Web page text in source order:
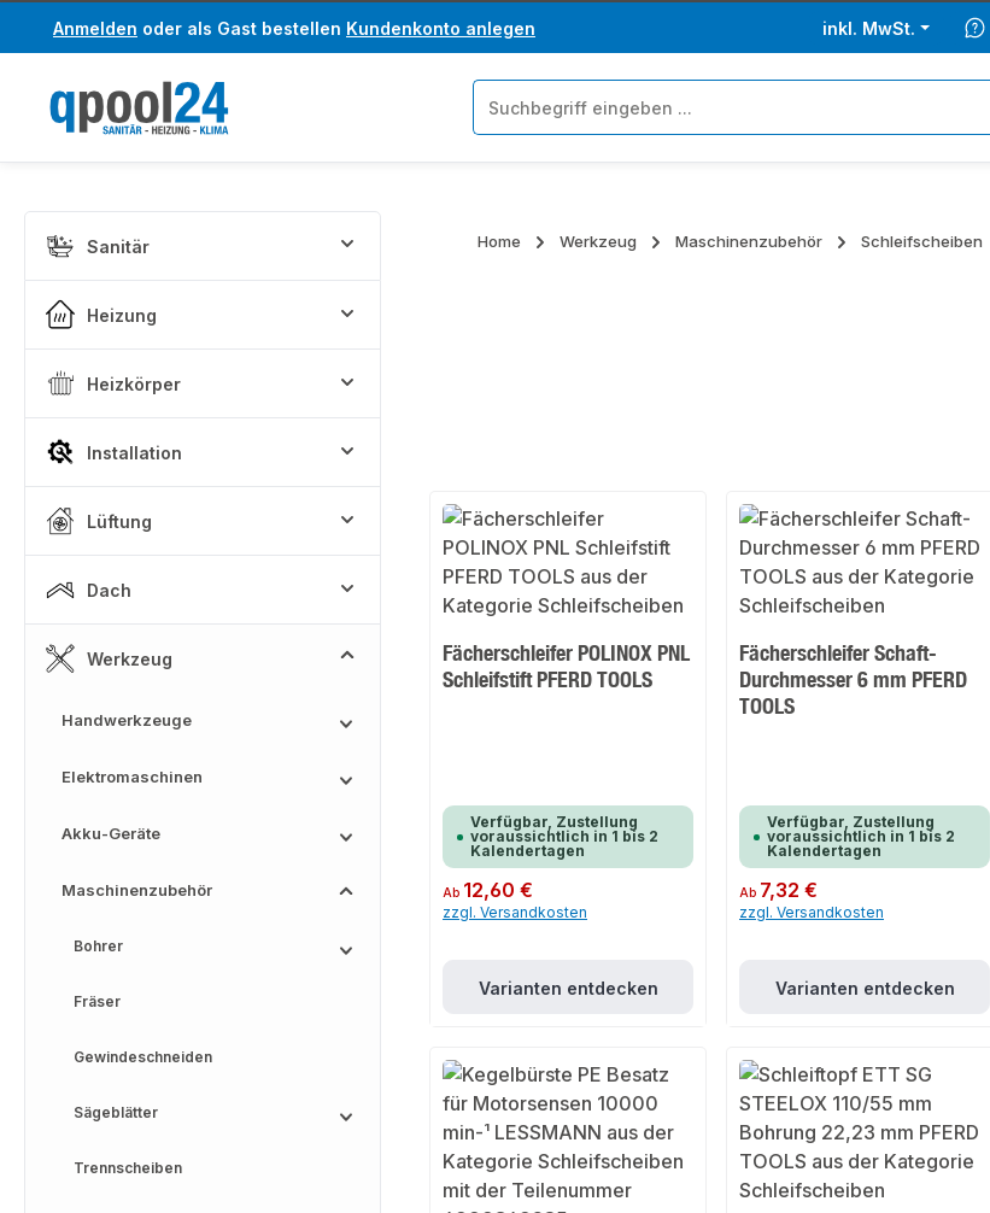
Hauptinhalt springen
Zur Suche springen
Anmelden oder als Gast bestellen Kundenkonto anlegen inkl. MwSt.
Sanitär
Heizung
Heizkörper
Installation
Lüftung
Dach
Werkzeug
Handwerkzeuge
Elektromaschinen
Akku-Geräte
Maschinenzubehör
Bohrer
Fräser
Gewindeschneiden
Sägeblätter
Trennscheiben
Home Werkzeug Maschinenzubehör Schleifscheiben
Fächerschleifer POLINOX PNL
Schleifstift PFERD TOOLS
Verfügbar, Zustellung
voraussichtlich in 1 bis 2
Kalendertagen
Regulärer Preis:
Ab 12,60 €
zzgl. Versandkosten
Varianten entdecken
Fächerschleifer Schaft-
Durchmesser 6 mm PFERD
TOOLS
Verfügbar, Zustellung
voraussichtlich in 1 bis 2
Kalendertagen
Regulärer Preis:
Ab 7,32 €
zzgl. Versandkosten
Varianten entdecken